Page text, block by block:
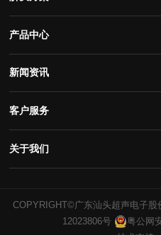
产品中心
新闻资讯
客户服务
关于我们
COPYRIGHT©广东汕头超声电子股
12023806号
粤公网